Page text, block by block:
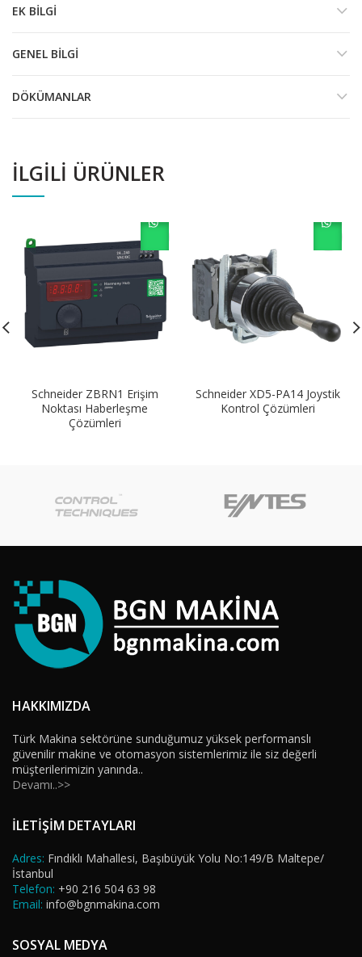
EK BILGI
GENEL BILGI
DÖKÜMANLAR
İLGILI ÜRÜNLER
Schneider ZBRN1 Erişim
Noktası Haberleşme
Çözümleri
Schneider XD5-PA14 Joystik
Kontrol Çözümleri
HAKKIMIZDA
Türk Makina sektörüne sunduğumuz yüksek performanslı
güvenilir makine ve otomasyon sistemlerimiz ile siz değerli
müşterilerimizin yanında..
Devamı..>>
İLETİŞİM DETAYLARI
Adres: Fındıklı Mahallesi, Başıbüyük Yolu No:149/B Maltepe/
İstanbul
Telefon: +90 216 504 63 98
Email: info@bgnmakina.com
SOSYAL MEDYA